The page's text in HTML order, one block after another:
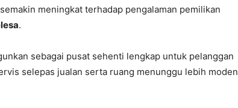
meningkat terhadap pengalaman pemilikan
.
sebagai pusat sehenti lengkap untuk pelanggan
selepas jualan serta ruang menunggu lebih moden